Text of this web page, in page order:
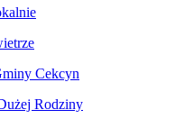
Cekcyn
Rodziny